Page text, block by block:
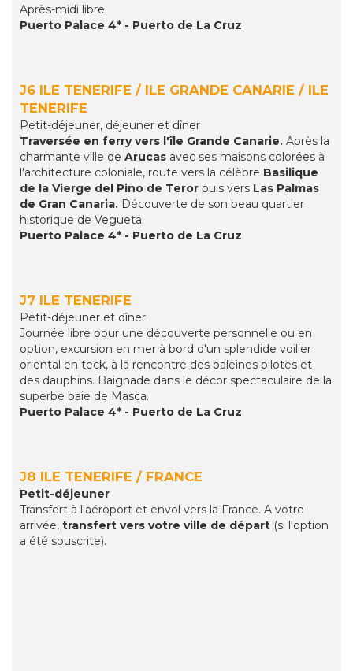
Après-midi libre.
Puerto Palace 4* - Puerto de La Cruz
J6 ILE TENERIFE / ILE GRANDE CANARIE / ILE
TENERIFE
Petit-déjeuner, déjeuner et dîner
Traversée en ferry vers l'île Grande Canarie. Après la
charmante ville de Arucas avec ses maisons colorées à
l'architecture coloniale, route vers la célèbre Basilique
de la Vierge del Pino de Teror puis vers Las Palmas
de Gran Canaria. Découverte de son beau quartier
historique de Vegueta.
Puerto Palace 4* - Puerto de La Cruz
J7 ILE TENERIFE
Petit-déjeuner et dîner
Journée libre pour une découverte personnelle ou en
option, excursion en mer à bord d'un splendide voilier
oriental en teck, à la rencontre des baleines pilotes et
des dauphins. Baignade dans le décor spectaculaire de la
superbe baie de Masca.
Puerto Palace 4* - Puerto de La Cruz
J8 ILE TENERIFE / FRANCE
Petit-déjeuner
Transfert à l'aéroport et envol vers la France. A votre
arrivée, transfert vers votre ville de départ (si l'option
a été souscrite).